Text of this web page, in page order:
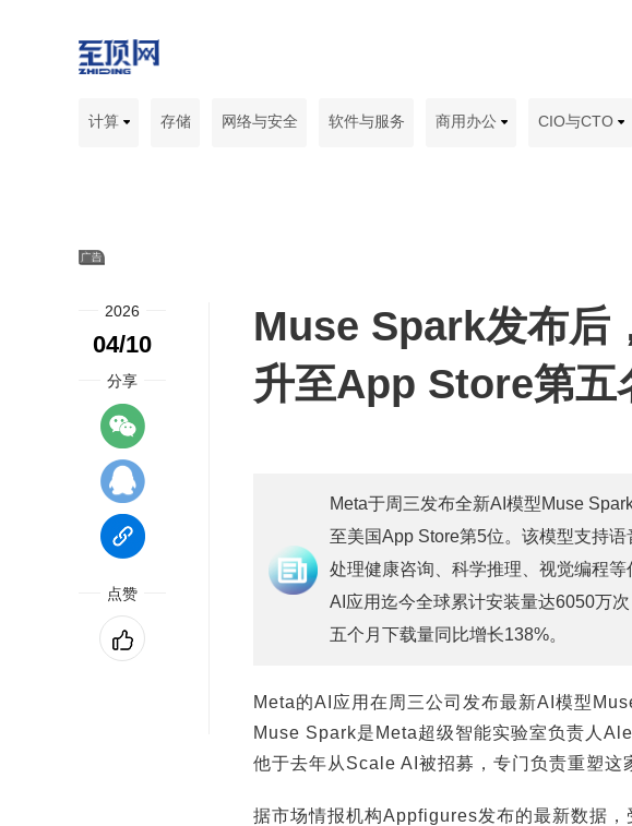
计算 存储 网络与安全 软件与服务 商用办公 CIO与CTO
Muse Spark发布后
升至App Store第五
Meta于周三发布全新AI模型Muse
至美国App Store第5位。该模型支持
处理健康咨询、科学推理、视觉编程
AI应用迄今全球累计安装量达6050万
五个月下载量同比增长138%。
Meta的AI应用在周三公司发布最新AI模型
Muse Spark是Meta超级智能实验室负责人
他于去年从Scale AI被招募，专门负责重塑这
据市场情报机构Appfigures发布的最新数据
2026
04/10
分享
点赞